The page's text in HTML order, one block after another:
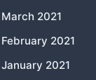
March 2021
February 2021
January 2021